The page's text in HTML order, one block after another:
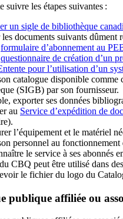
suivre les étapes suivantes :
un sigle de bibliothèque
documents suivants dûment
formulaire d’abonnement au
questionnaire de création d’un
pour l’utilisation d’un
catalogue disponible comme
(SIGB) par son fournisseur.
exporter ses données
au Service d’expédition de
l’équipement et le matériel
personnel au
le service à ses abonnés
CBQ peut être utilisé dans
le fichier du logo du
publique affiliée ou